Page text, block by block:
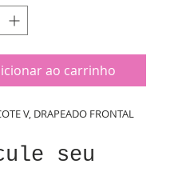
ao carrinho
V, DRAPEADO FRONTAL
seu